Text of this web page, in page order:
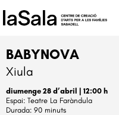
BABYNOVA
Xiula
diumenge 28 d’abril | 12:00 h
Teatre La Faràndula
Durada: 90 minuts